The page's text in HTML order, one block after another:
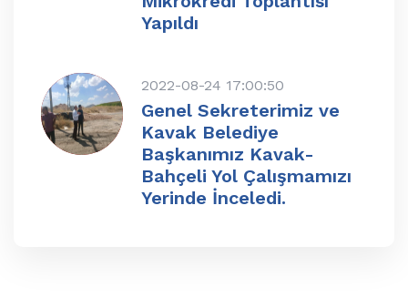
Yapıldı
2022-08-24 17:00:50
Genel Sekreterimiz ve
Kavak Belediye
Başkanımız Kavak-
Bahçeli Yol Çalışmamızı
Yerinde İnceledi.